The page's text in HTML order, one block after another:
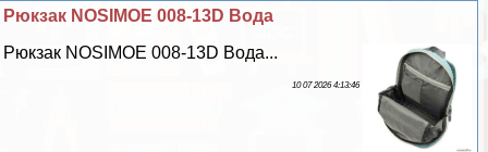
Рюкзак NOSIMOE 008-13D Вода
Рюкзак NOSIMOE 008-13D Вода...
10 07 2026 4:13:46